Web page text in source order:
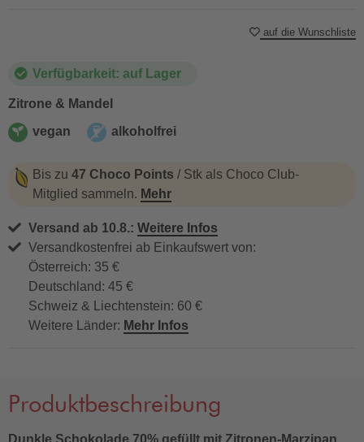
Verfügbarkeit: auf Lager
Zitrone & Mandel
vegan
alkoholfrei
Bis zu 47 Choco Points / Stk als Choco Club-
Mitglied sammeln. Mehr
Versand ab 10.8.: Weitere Infos
Versandkostenfrei ab Einkaufswert von:
Österreich: 35 €
Deutschland: 45 €
Schweiz & Liechtenstein: 60 €
Weitere Länder: Mehr Infos
auf die Wunschliste
Produktbeschreibung